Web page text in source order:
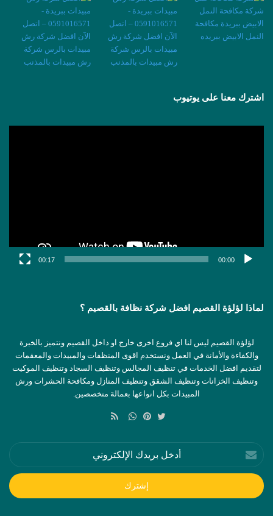
اشترك معنا على يوتيوب
00:00
00:17
لماذا لؤلؤة القصيم افضل شركة نظافة بالقصيم ؟
لؤلؤة القصيم ليس لنا اي فروع اخرى خارج او داخل القصيم ونتميز بالخبرة
والكفاءة والأمانة في العمل ونستخدم اقوى المنظفات والمبيدات والمعقمات
لتقديم افضل الخدمات في تنظيف المجالس وتنظيف السجاد وتنظيف الموكيت
وتنظيف الخزانات وتنظيف الشقق وتنظيف المنازل ومكافحة الحشرات ورش
المبيدات بكل انواعها بعمالة متخصصين.
RSS
أدخل
بريدك
الإلكتروني